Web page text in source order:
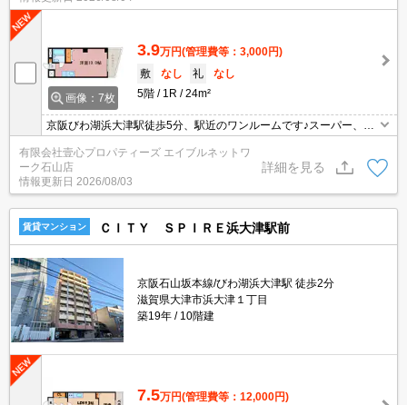
画像：7枚
3.9万円(管理費等：3,000円)
敷
なし 礼
なし
5階
1R 24m²
京阪びわ湖浜大津駅徒歩5分、駅近のワンルームです♪スーパー、コ
エレベーター付きです。
有限会社壹心プロパティーズ エイブルネットワ
ーク石山店
情報更新日 2026/08/03
詳細を見る
賃貸マンション ＣＩＴＹ ＳＰＩＲＥ浜大津駅前
京阪石山坂本線/びわ湖浜大津駅 徒歩2分
滋賀県大津市浜大津１丁目
築19年
10階建
7.5万円(管理費等：12,000円)